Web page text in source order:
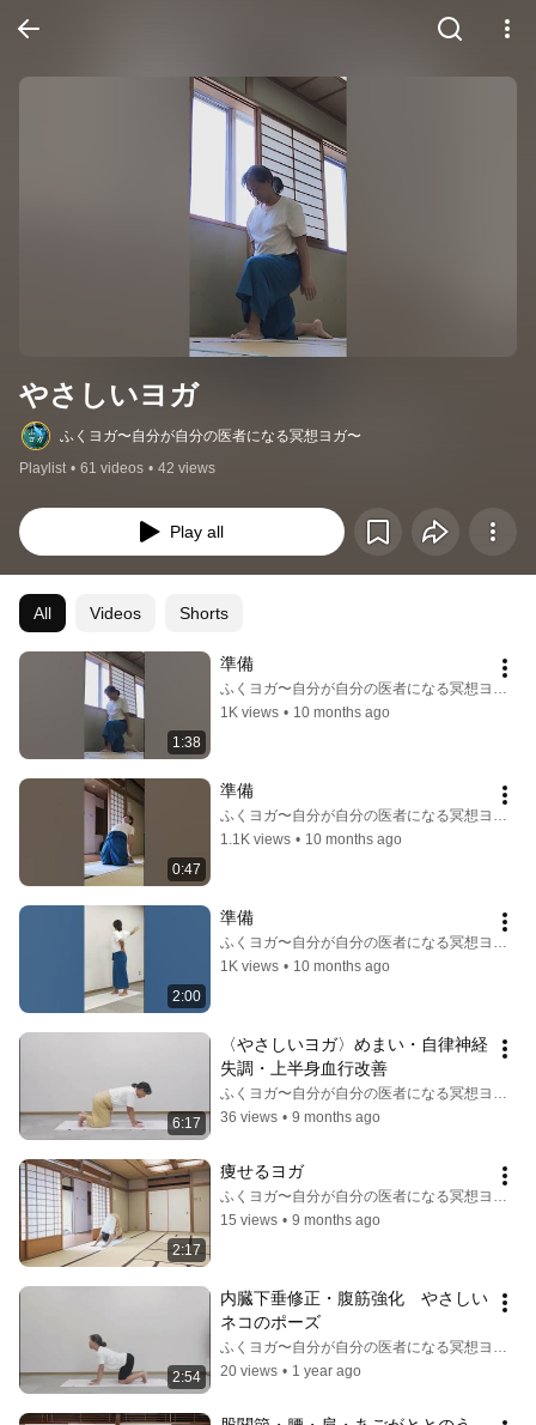
やさしいヨガ
ふくヨガ〜自分が自分の医者になる冥想ヨガ〜
Playlist • 61 videos • 42 views
Play all
All Videos Shorts
1:38
準備
ふくヨガ〜自分が自分の医者になる冥想ヨガ〜
1K views • 10 months ago
0:47
準備
ふくヨガ〜自分が自分の医者になる冥想ヨガ〜
1.1K views • 10 months ago
2:00
準備
ふくヨガ〜自分が自分の医者になる冥想ヨガ〜
1K views • 10 months ago
6:17
〈やさしいヨガ〉めまい・自律神経
失調・上半身血行改善
ふくヨガ〜自分が自分の医者になる冥想ヨガ〜
36 views • 9 months ago
2:17
痩せるヨガ
ふくヨガ〜自分が自分の医者になる冥想ヨガ〜
15 views • 9 months ago
2:54
内臓下垂修正・腹筋強化　やさしい
ネコのポーズ
ふくヨガ〜自分が自分の医者になる冥想ヨガ〜
20 views • 1 year ago